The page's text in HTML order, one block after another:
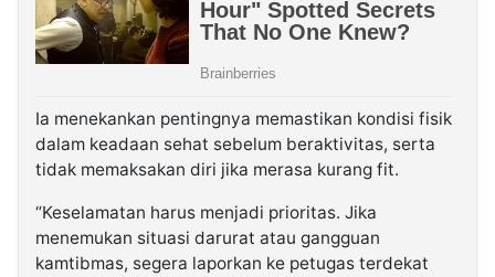
Ia menekankan pentingnya memastikan kondisi fisik
dalam keadaan sehat sebelum beraktivitas, serta
tidak memaksakan diri jika merasa kurang fit.
“Keselamatan harus menjadi prioritas. Jika
menemukan situasi darurat atau gangguan
kamtibmas, segera laporkan ke petugas terdekat